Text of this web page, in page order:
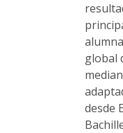
global
desde